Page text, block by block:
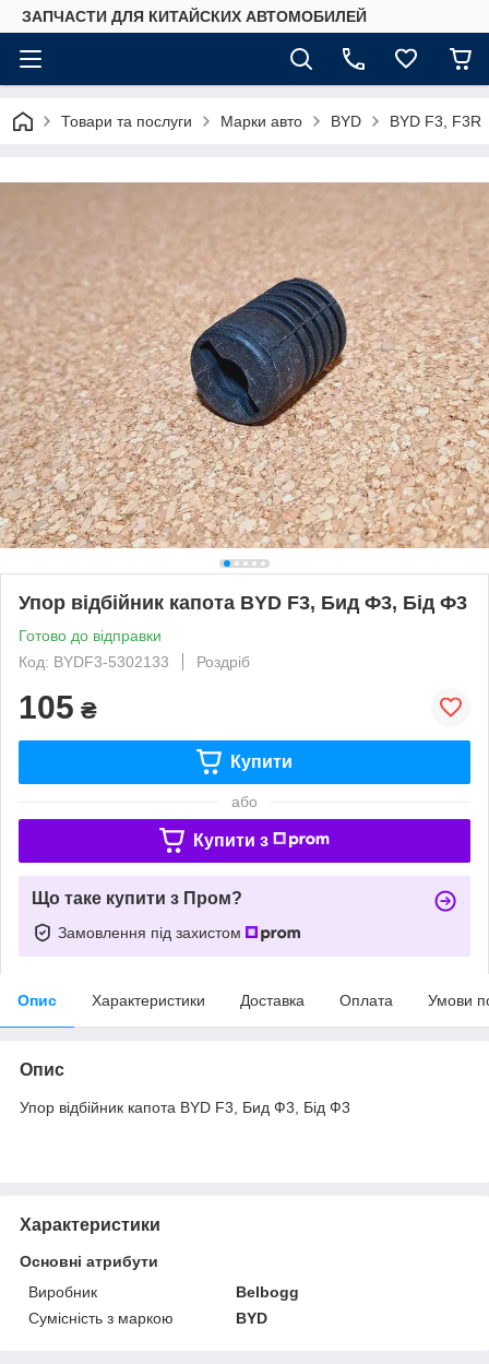
ЗАПЧАСТИ ДЛЯ КИТАЙСКИХ АВТОМОБИЛЕЙ
Товари та послуги Марки авто BYD BYD F3, F3R
Упор відбійник капота BYD F3, Бид Ф3, Бід Ф3
Готово до відправки
Код: BYDF3-5302133
Роздріб
105 ₴
Купити
або
Купити з
Що таке купити з Пром?
Замовлення під захистом
Опис Характеристики Доставка Оплата Умови
Опис
Упор відбійник капота BYD F3, Бид Ф3, Бід Ф3
Характеристики
Основні атрибути
Виробник
Belbogg
Сумісність з маркою
BYD